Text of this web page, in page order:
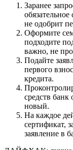
Заранее
обязательное
не одобрит
Оформите
подходите
важно, не
Подайте
первого
кредита.
средств банк
новый.
На каждое
сертификат,
заявление в